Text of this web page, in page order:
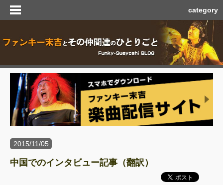
category
2015/11/05
中国でのインタビュー記事（翻訳）